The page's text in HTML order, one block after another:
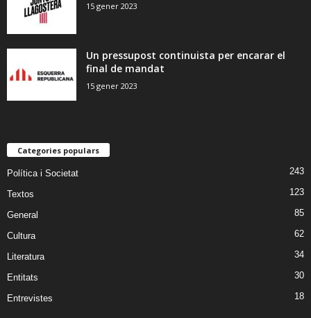
15 gener 2023
Un pressupost continuista per encarar el
final de mandat
15 gener 2023
Categories populars
Política i Societat 243
Textos 123
General 85
Cultura 62
Literatura 34
Entitats 30
Entrevistes 18